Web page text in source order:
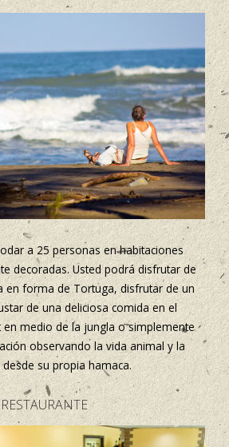
a 25 personas en habitaciones
decoradas. Usted podrá disfrutar de
en forma de Tortuga, disfrutar de un
de una deliciosa comida en el
medio de la jungla o simplemente
observando la vida animal y la
su propia hamaca.